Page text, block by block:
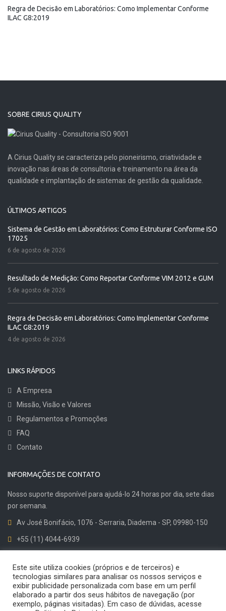
Regra de Decisão em Laboratórios: Como Implementar Conforme
ILAC G8:2019
SOBRE CIRIUS QUALITY
A Cirius Quality se caracteriza pelo pioneirismo, criatividade e
inovação nas áreas de consultoria e treinamento na área da
qualidade e implantação de sistemas de gestão da qualidade.
ÚLTIMOS ARTIGOS
Sistema de Gestão em Laboratórios: Como Estruturar Conforme ISO
17025
6 de agosto de 2026
Resultado de Medição: Como Reportar Conforme VIM 2012 e GUM
5 de agosto de 2026
Regra de Decisão em Laboratórios: Como Implementar Conforme
ILAC G8:2019
4 de agosto de 2026
LINKS RÁPIDOS
A Empresa
Missão, Visão e Valores
Regulamentos e Promoções
FAQ
Contato
INFORMAÇÕES DE CONTATO
Nosso suporte disponível para ajudá-lo 24 horas por dia, sete dias
por semana.
Av José Bonifácio, 1076 - Serraria, Diadema - SP, 09980-150
+55 (11) 4044-6939
© 2024 Cirius Quality. Todos os direitos reservados. Desenvolvido por
Este site utiliza cookies (próprios e de terceiros) e
tecnologias similares para analisar os nossos serviços e
exibir publicidade personalizada com base em um perfil
elaborado a partir dos seus hábitos de navegação (por
exemplo, páginas visitadas). Em caso de dúvidas, acesse